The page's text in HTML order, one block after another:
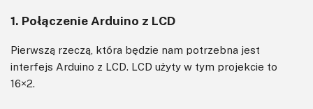
1. Połączenie Arduino z LCD
Pierwszą rzeczą, która będzie nam potrzebna jest
interfejs Arduino z LCD. LCD użyty w tym projekcie to
16×2.